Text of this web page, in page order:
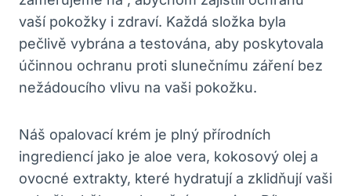
vaší pokožky i zdraví. Každá složka byla
pečlivě vybrána a testována, aby poskytovala
účinnou ochranu proti slunečnímu záření bez
nežádoucího vlivu na vaši pokožku.
Náš opalovací krém je plný přírodních
ingrediencí jako je aloe vera, kokosový olej a
ovocné extrakty, které hydratují a zklidňují vaši